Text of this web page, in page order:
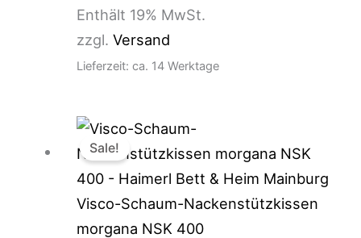
Enthält 19% MwSt.
zzgl. Versand
Lieferzeit: ca. 14 Werktage
Sale!
Visco-Schaum-Nackenstützkissen
morgana NSK 400
Ursprünglicher
Preis
war:
99,90 €
Preis
ist:
79,90 €.